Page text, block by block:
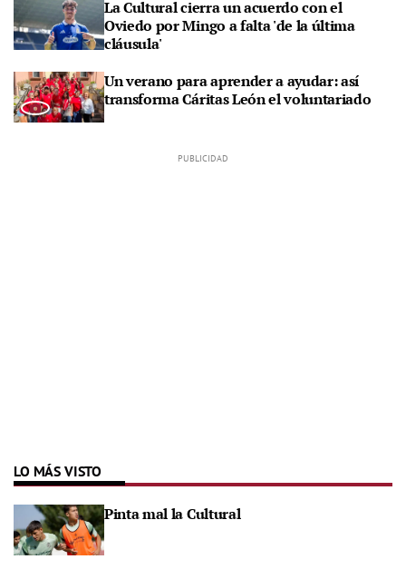
La Cultural cierra un acuerdo con el
Oviedo por Mingo a falta 'de la última
cláusula'
Un verano para aprender a ayudar: así
transforma Cáritas León el voluntariado
LO MÁS VISTO
Pinta mal la Cultural